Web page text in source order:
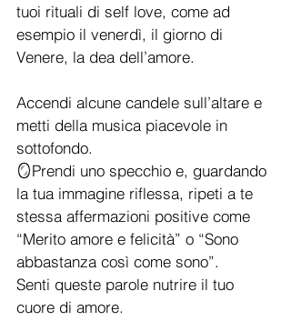
tuoi rituali di self love, come ad
esempio il venerdì, il giorno di
Venere, la dea dell’amore.
Accendi alcune candele sull’altare e
metti della musica piacevole in
sottofondo.
🪞Prendi uno specchio e, guardando
la tua immagine riflessa, ripeti a te
stessa affermazioni positive come
“Merito amore e felicità” o “Sono
abbastanza così come sono”.
Senti queste parole nutrire il tuo
cuore di amore.